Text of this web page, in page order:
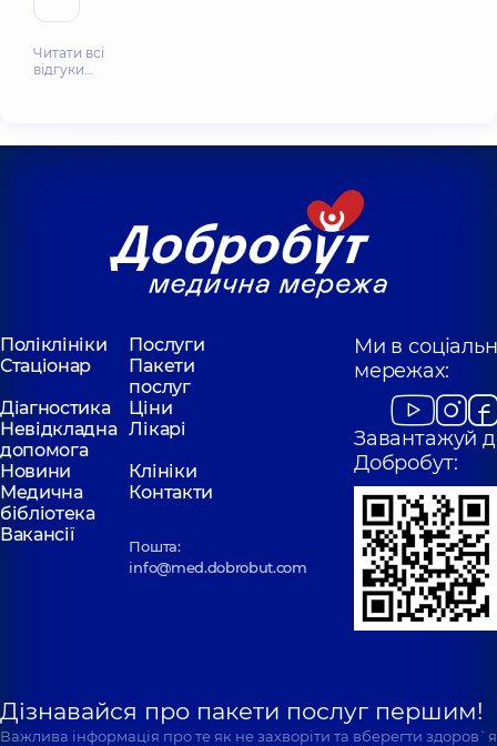
Читати всі
відгуки…
Поліклініки
Послуги
Стаціонар
Пакети
послуг
Діагностика
Ціни
Невідкладна
допомога
Лікарі
Новини
Клініки
Медична
бібліотека
Контакти
Вакансії
Пошта:
info@med.dobrobut.com
Ми в
мережах:
Завантажуй
Добробут:
Дізнавайся про пакети послуг першим!
Важлива інформація про те як не захворіти та вберегти